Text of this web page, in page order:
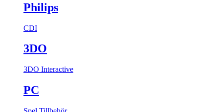
Philips
CDI
3DO
3DO Interactive
PC